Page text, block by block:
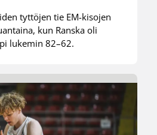
tyttöjen tie EM-kisojen
kun Ranska oli
lukemin 82–62.